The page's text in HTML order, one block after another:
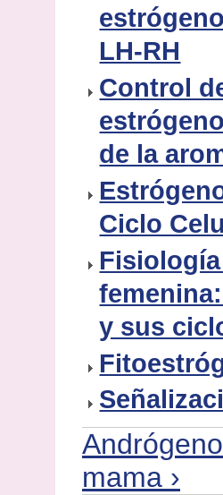
LH-RH
Control
de la
Ciclo
y sus
mama ›